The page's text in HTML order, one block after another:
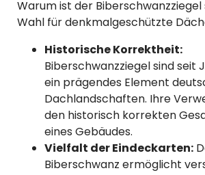
Warum ist der
Wahl für denkmalgeschützte
Historische Korrektheit:
Biberschwanzziegel sind seit
ein prägendes Element
Dachlandschaften. Ihre
den historisch korrekten
eines Gebäudes.
Vielfalt der Eindeckarten:
Biberschwanz ermöglicht